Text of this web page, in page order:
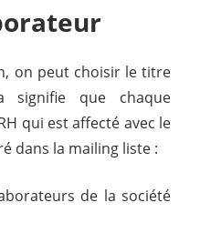
on peut choisir le titre
signifie que chaque
qui est affecté avec le
dans la mailing liste :
de la société